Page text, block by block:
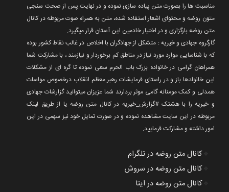
مناسبت ها را بصورت متن پیاده سازی نموده و در نهایت پس از صحت سنجی
متون روضه و محتوای اشعار استفاده شده، متن به همراه صوت مربوطه در کانال
متن روضه بارگزاری و در اختیار خادمین این آستان قرار میگیرد.
گارگروه جهادی و خیریه : متشکل از جهادگران با اخلاص در غالب نقاط کشور بوده
که با شناسایی موارد مورد نیاز در مناطق کم برخوردار و نیازمند ، با مشارکت شما
همراهان گرامی در خانواده بزرک باب الحرم سعی نموده تا گره ای از مشکلات
این خانوادها باز و در راستای فرمایشات رهبر معظم انقلاب درخصوص مواسات
همدلی و کمک مومنانه گامی موثر بردارند شما عزیزان میتوانید گزارشات جهادی
و خیریه را با هشتک #گزارش_خیریه در کانال متن روضه یا از طریق لینک
مربوطه در این سایت مشاهده نموده و در صورت تمایل خود نیز سهمی در این
امور داشته و مشارکت فرمایید.
🔸کانال متن روضه در تلگرام
🔸کانال متن روضه در سروش
🔸کانال متن روضه در ایتا